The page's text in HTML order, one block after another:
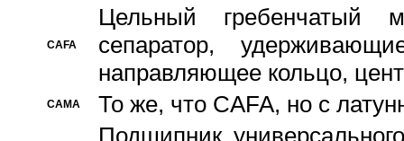
CAFA
Цельный гребенчатый
сепаратор,
направляющее кольцо,
CAMA То же, что CAFA, но с
Подшипник